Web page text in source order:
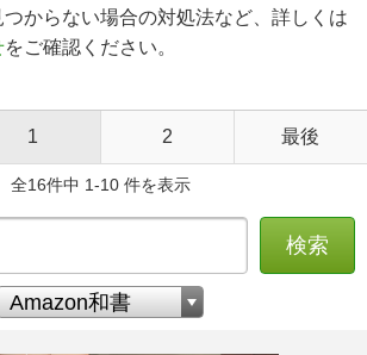
からない場合の対処法など、詳しくは
をご確認ください。
1 2 最後
全16件中 1-10 件を表示
検索